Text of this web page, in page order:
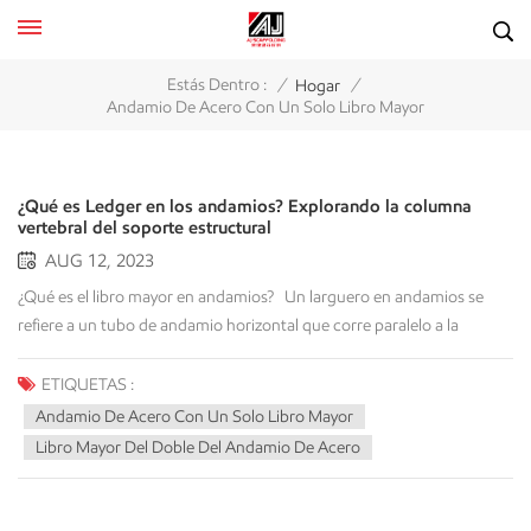
Estás Dentro : / Hogar /
Andamio De Acero Con Un Solo Libro Mayor
¿Qué es Ledger en los andamios? Explorando la columna
vertebral del soporte estructural
AUG 12, 2023
¿Qué es el libro mayor en andamios? Un larguero en andamios se
refiere a un tubo de andamio horizontal que corre paralelo a la
superficie del edificio. Sirve como elemento fundamental para la
construcción de sistemas de andamios. Los largueros se colocan en
ángulo recto con respecto a los estándares (postes verticales
verticales) y brindan soporte lateral a la estructura del andamio. Estos
ETIQUETAS :
Andamio De Acero Con Un Solo Libro Mayor
Libro Mayor Del Doble Del Andamio De Acero